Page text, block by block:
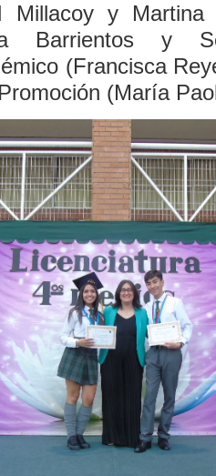
Millacoy y Martina
Barrientos y
(Francisca
(María